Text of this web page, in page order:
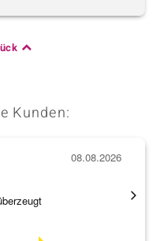
Kunden:
08.08.2026